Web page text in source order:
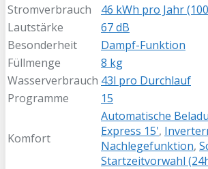
Stromverbrauch
46 kWh pro Jahr
Lautstärke
67 dB
Besonderheit
Dampf-Funktion
Füllmenge
8 kg
Wasserverbrauch 43l pro Durchlauf
Programme
15
Komfort
Automatische
Express 15',
Nachlegefunktion,
Startzeitvorwahl